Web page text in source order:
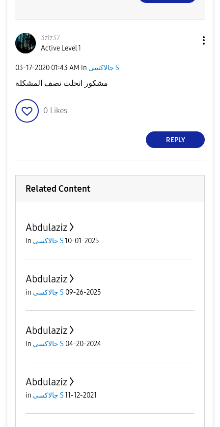
3ziz32
Active Level 1
‎03-17-2020 01:43 AM in جالاكسى S
مشكور انحلت نصف المشكلة
0 Likes
REPLY
Related Content
Abdulaziz
in جالاكسى S10-01-2025
Abdulaziz
in جالاكسى S 09-26-2025
Abdulaziz
in جالاكسى S 04-20-2024
Abdulaziz
in جالاكسى S11-12-2021